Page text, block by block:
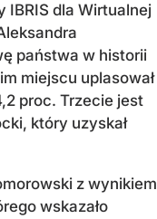
IBRIS dla Wirtualnej
państwa w historii
miejscu uplasował
proc. Trzecie jest
który uzyskał
z wynikiem
wskazało